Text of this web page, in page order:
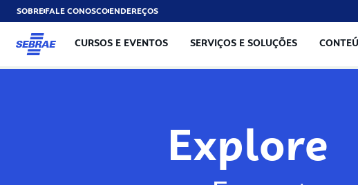
SOBREFALE CONOSCOENDEREÇOS
CURSOS E EVENTOS SERVIÇOS E SOLUÇÕES
Explore